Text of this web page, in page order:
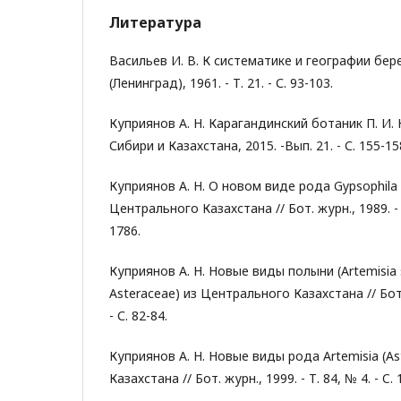
Литература
Васильев И. В. К систематике и географии
(Ленинград), 1961. - Т. 21. - С. 93-103.
Куприянов А. Н. Карагандинский ботаник П. И.
Сибири и Казахстана, 2015. -Вып. 21. - С. 155-
Куприянов А. Н. О новом виде рода Gypsophila
Центрального Казахстана // Бот. журн., 1989.
1786.
Куприянов А. Н. Новые виды полыни (Artemisia
Asteraceae) из Центрального Казахстана //
- С. 82-84.
Куприянов А. Н. Новые виды рода Artemisia
Казахстана // Бот. журн., 1999. - Т. 84, № 4. - C.